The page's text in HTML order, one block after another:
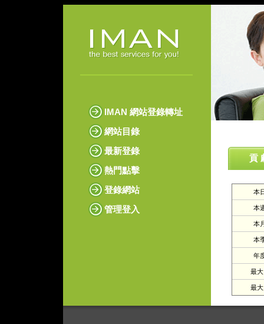
IMAN 網站登錄轉址
網站目錄
最新登錄
熱門點擊
登錄網站
管理登入
貢
本
本
本
本
年
最
最